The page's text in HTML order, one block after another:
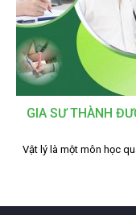
GIA SƯ THÀNH
Vật lý là một môn học